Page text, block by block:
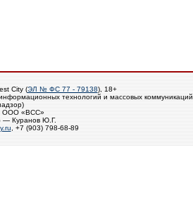
City (ЭЛ № ФС 77 - 79138), 18+
технологий и массовых коммуникаций
ООО «ВСС»
— Куранов Ю.Г.
, +7 (903) 798-68-89